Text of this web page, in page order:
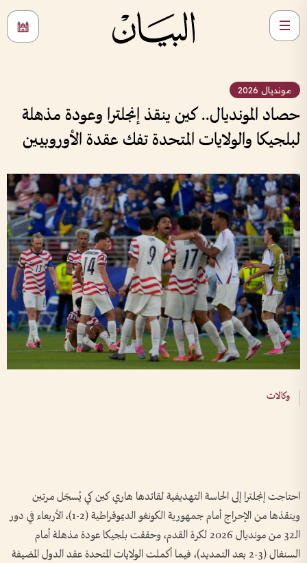
مونديال 2026
حصاد المونديال.. كين ينقذ إنجلترا وعودة مذهلة
لبلجيكا والولايات المتحدة تفك عقدة الأوروبيين
وكالات
احتاجت إنجلترا إلى الحاسة التهديفية لقائدها هاري كين كي يُسجّل مرتين
وينقذها من الإحراج أمام جمهورية الكونغو الديموقراطية (2-1)، الأربعاء في دور
الـ32 من مونديال 2026 لكرة القدم، وحققت بلجيكا عودة مذهلة أمام
السنغال (3-2 بعد التمديد)، فيما أكملت الولايات المتحدة عقد الدول المضيفة